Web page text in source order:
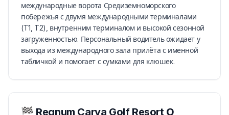
международные ворота Средиземноморского
побережья с двумя международными терминалами
(T1, T2), внутренним терминалом и высокой сезонной
загруженностью. Персональный водитель ожидает у
выхода из международного зала прилёта с именной
табличкой и помогает с сумками для клюшек.
🏁 Regnum Carya Golf Resort О